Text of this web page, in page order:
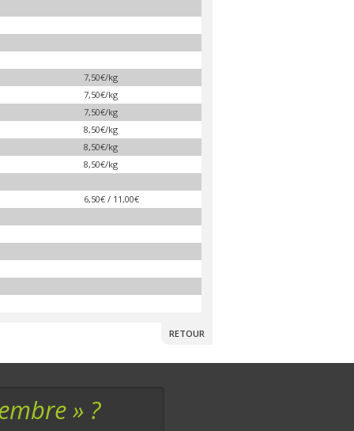
7,50€/kg
7,50€/kg
7,50€/kg
8,50€/kg
8,50€/kg
8,50€/kg
6,50€ / 11,00€
RETOUR
» ?